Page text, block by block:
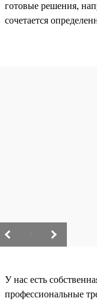
готовые решения,
сочетается
У нас есть
профессиональные